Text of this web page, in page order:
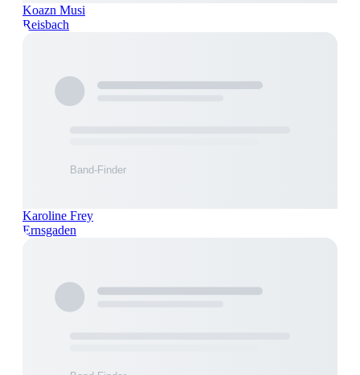
Koazn Musi
Reisbach
Karoline Frey
Ernsgaden